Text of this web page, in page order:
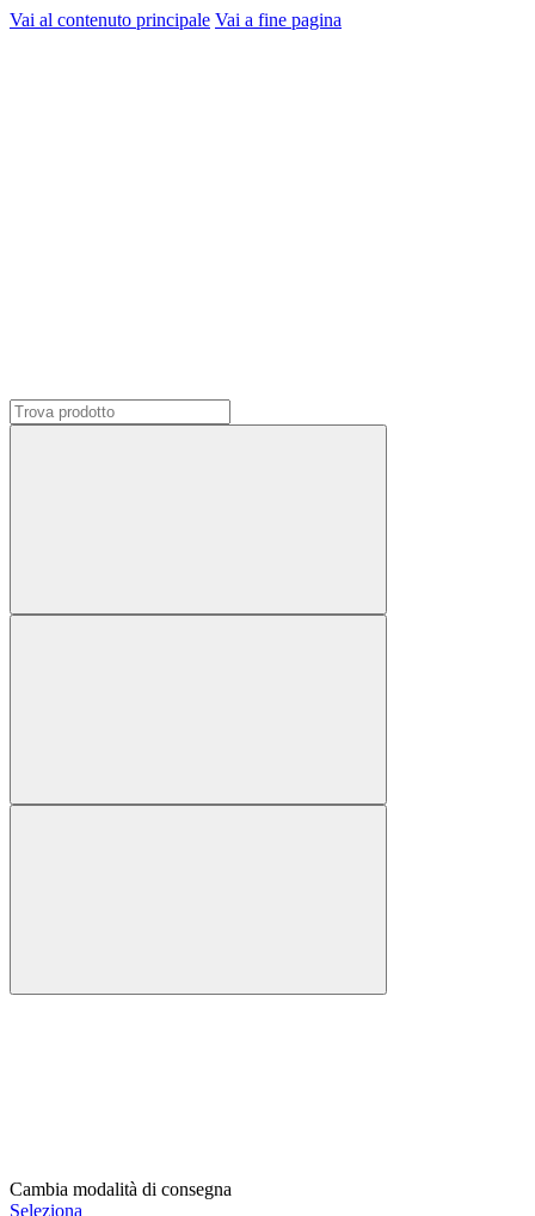
Vai al contenuto principale Vai a fine pagina
Cambia modalità di consegna
Seleziona